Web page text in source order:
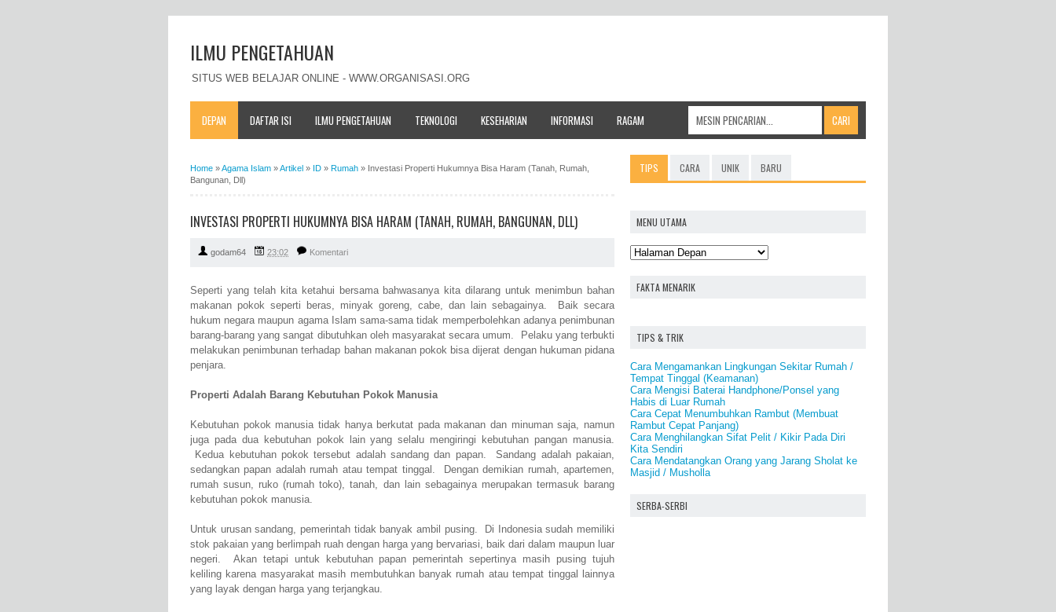
ILMU PENGETAHUAN
SITUS WEB BELAJAR ONLINE - WWW.ORGANISASI.ORG
DEPAN DAFTAR ISI ILMU PENGETAHUAN TEKNOLOGI KESEHARIAN INFORMASI RAGAM
Home »Agama Islam »Artikel » ID » Rumah » Investasi Properti Hukumnya Bisa Haram (Tanah, Rumah,
Bangunan, Dll)
INVESTASI PROPERTI HUKUMNYA BISA HARAM (TANAH, RUMAH, BANGUNAN, DLL)
godam64 23:02 Komentari
Seperti yang telah kita ketahui bersama bahwasanya kita dilarang untuk menimbun bahan
makanan pokok seperti beras, minyak goreng, cabe, dan lain sebagainya. Baik secara
hukum negara maupun agama Islam sama-sama tidak memperbolehkan adanya penimbunan
barang-barang yang sangat dibutuhkan oleh masyarakat secara umum. Pelaku yang terbukti
melakukan penimbunan terhadap bahan makanan pokok bisa dijerat dengan hukuman pidana
penjara.
Properti Adalah Barang Kebutuhan Pokok Manusia
Kebutuhan pokok manusia tidak hanya berkutat pada makanan dan minuman saja, namun
juga pada dua kebutuhan pokok lain yang selalu mengiringi kebutuhan pangan manusia.
Kedua kebutuhan pokok tersebut adalah sandang dan papan. Sandang adalah pakaian,
sedangkan papan adalah rumah atau tempat tinggal. Dengan demikian rumah, apartemen,
rumah susun, ruko (rumah toko), tanah, dan lain sebagainya merupakan termasuk barang
kebutuhan pokok manusia.
Untuk urusan sandang, pemerintah tidak banyak ambil pusing. Di Indonesia sudah memiliki
stok pakaian yang berlimpah ruah dengan harga yang bervariasi, baik dari dalam maupun luar
negeri. Akan tetapi untuk kebutuhan papan pemerintah sepertinya masih pusing tujuh
keliling karena masyarakat masih membutuhkan banyak rumah atau tempat tinggal lainnya
yang layak dengan harga yang terjangkau.
TIPS CARA UNIK BARU
MENU UTAMA
FAKTA MENARIK
TIPS & TRIK
Cara Mengamankan Lingkungan Sekitar Rumah /
Tempat Tinggal (Keamanan)
Cara Mengisi Baterai Handphone/Ponsel yang
Habis di Luar Rumah
Cara Cepat Menumbuhkan Rambut (Membuat
Rambut Cepat Panjang)
Cara Menghilangkan Sifat Pelit / Kikir Pada Diri
Kita Sendiri
Cara Mendatangkan Orang yang Jarang Sholat ke
Masjid / Musholla
SERBA-SERBI